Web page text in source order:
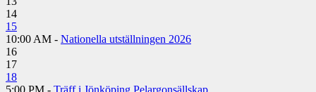
14
15
10:00 AM - Nationella utställningen 2026
16
17
18